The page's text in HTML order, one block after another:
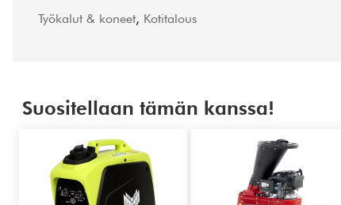
Työkalut & koneet, Kotitalous
Suositellaan tämän kanssa!